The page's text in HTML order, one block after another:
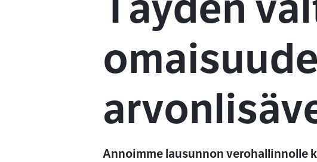
Annoimme lausunnon verohallinnolle